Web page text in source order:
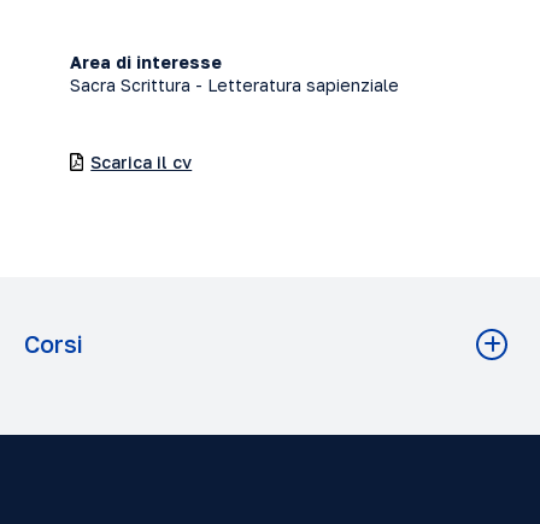
Area di interesse
Sacra Scrittura - Letteratura sapienziale
Scarica il cv
Corsi